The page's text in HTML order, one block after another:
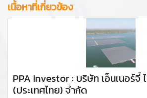
เนื้อหาที่เกี่ยวข้อง
PPA Investor : บริษัท เอ็นเนอร์จี้
(ประเทศไทย) จำกัด